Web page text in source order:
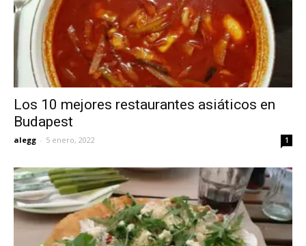
Los 10 mejores restaurantes asiáticos en
Budapest
alegg - 5 enero, 2022 1